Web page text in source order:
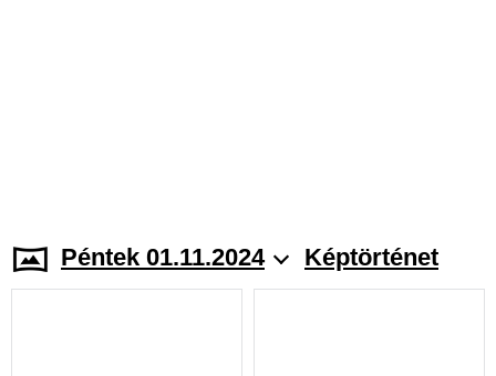
Péntek 01.11.2024 Képtörténet